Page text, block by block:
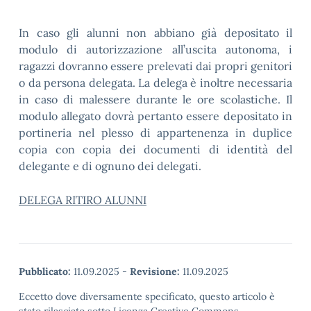
In caso gli alunni non abbiano già depositato il
modulo di autorizzazione all’uscita autonoma, i
ragazzi dovranno essere prelevati dai propri genitori
o da persona delegata. La delega è inoltre necessaria
in caso di malessere durante le ore scolastiche. Il
modulo allegato dovrà pertanto essere depositato in
portineria nel plesso di appartenenza in duplice
copia con copia dei documenti di identità del
delegante e di ognuno dei delegati.
DELEGA RITIRO ALUNNI
Pubblicato: 11.09.2025 - Revisione: 11.09.2025
Eccetto dove diversamente specificato, questo articolo è